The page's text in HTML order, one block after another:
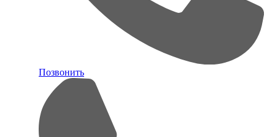
Позвонить